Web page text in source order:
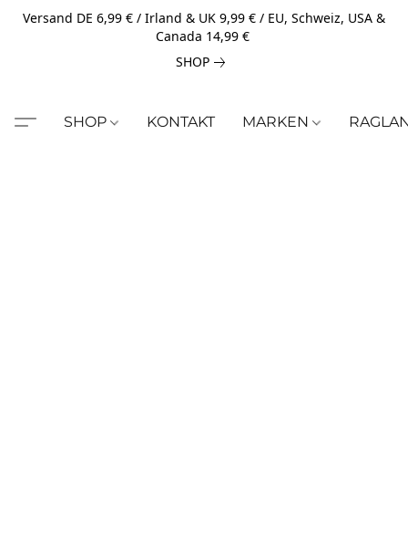
Versand DE 6,99 € / Irland & UK 9,99 € / EU, Schweiz, USA &
Canada 14,99 €
SHOP
SHOP KONTAKT MARKEN